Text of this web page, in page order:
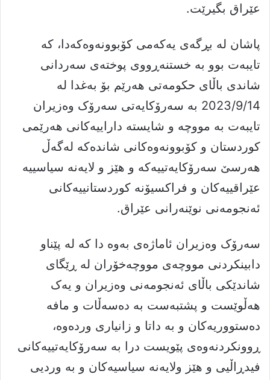
عێراق بگیرێت.
پاشان لە بڕگەی یەکەمی کۆبوونەوەکەدا، کە
تایبەت بوو بە خستنەڕووی پوختەی سەردانی
شاندی باڵای حکومەتی هەرێم بۆ بەغدا لە
2023/9/14 بە سەرۆکایەتی سەرۆک وەزیران
تایبەت بە مووچە و شایستە داراییەکانی هەرێمی
کوردستان و کۆبوونەوەکانی شاندەکە لەگەڵ
هەرسێ سەرۆکایەتییەکە و هێز و لایەنە سیاسییە
عێراقییەکان و فراکسیۆنە کوردستانییەکانی
ئەنجومەنی نوێنەرانی عێراق.
سەرۆک وەزیران ئاماژەی بەوە دا کە لە پێناو
دابینکردنی مووچەی مووچەخۆران لە ڕێگای
شاندێکی باڵای ئەنجومەنی وەزیران و یەک
هەڵوێست و پشتبەست بە دەسەڵات و مافە
دەستووریەکان و بە داتا و زانیاری وردەوە،
ڕوونکردنەوەی پێویست درا بە سەرۆکایەتییەکانی
فیدڕاڵیی و هێز ولایەنە سیاسیەکان و بە وردیی